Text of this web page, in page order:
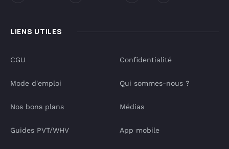
LIENS UTILES
CGU
Mode d'emploi
Nos bons plans
Guides PVT/WHV
Confidentialité
Qui sommes-nous ?
Médias
App mobile